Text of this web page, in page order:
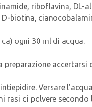
riboflavina, DL-
biotina,
ogni 30 ml di acqua.
accertarsi
Versare
rasi di polvere